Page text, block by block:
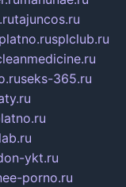
tajuncos.ru
splclub.ru
seks-365.ru
ykt.ru
porno.ru